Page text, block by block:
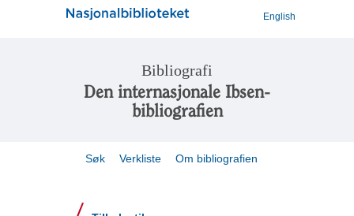
English
Bibliografi
Den internasjonale Ibsen-
bibliografien
Søk Verkliste Om bibliografien